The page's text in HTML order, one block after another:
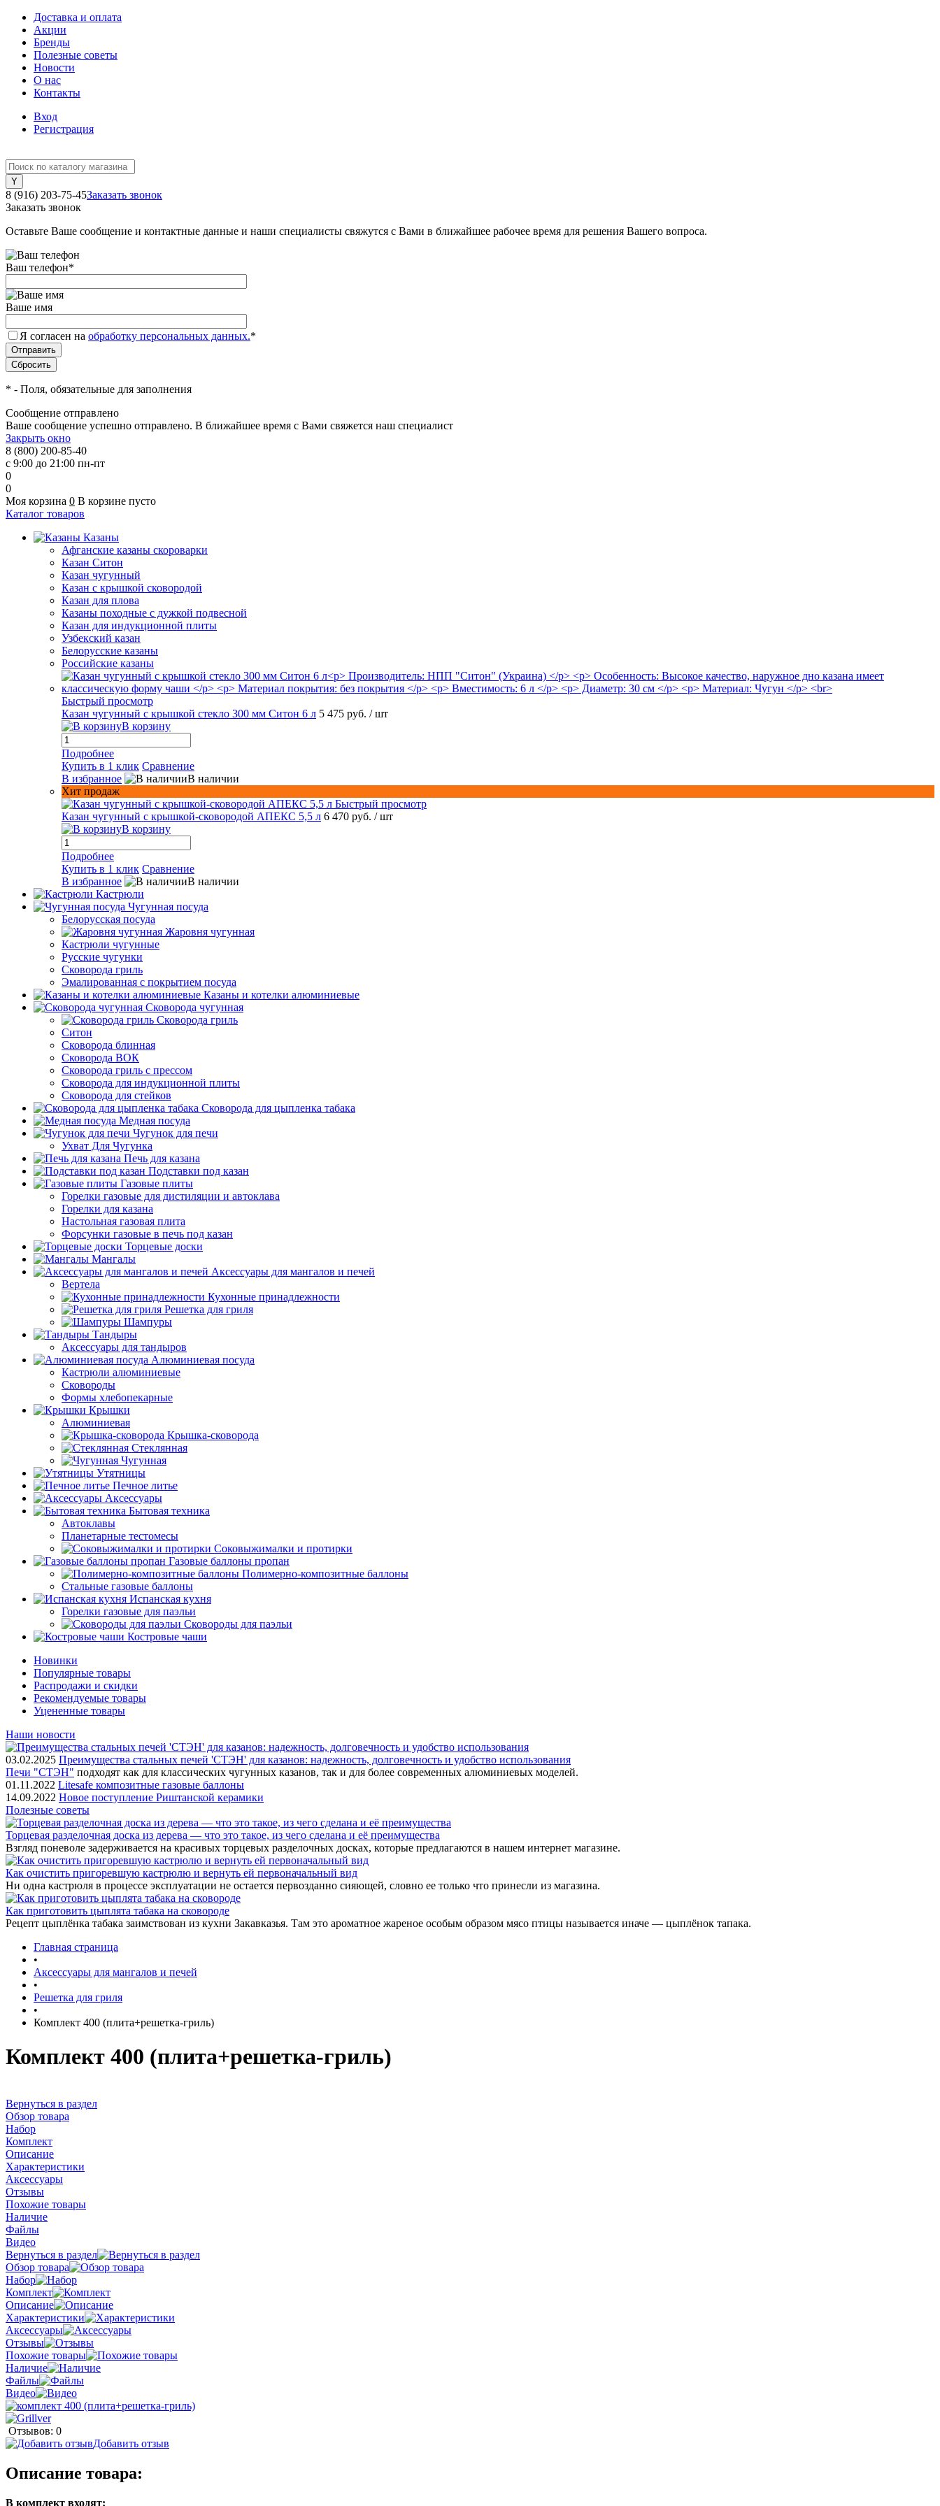
Доставка и оплата
Акции
Бренды
Полезные советы
Новости
О нас
Контакты
Вход
Регистрация
8 (916) 203-75-45Заказать звонок
Заказать звонок
Оставьте Ваше сообщение и контактные данные и наши специалисты свяжутся с Вами в ближайшее рабочее время для решения Вашего вопроса.
Ваш телефон*
Ваше имя
Я согласен на обработку персональных данных.*
* - Поля, обязательные для заполнения
Сообщение отправлено
Ваше сообщение успешно отправлено. В ближайшее время с Вами свяжется наш специалист
Закрыть окно
8 (800) 200-85-40
с 9:00 до 21:00 пн-пт
0
0
Моя корзина 0 В корзине пусто
Каталог товаров
Казаны
Афганские казаны скороварки
Казан Ситон
Казан чугунный
Казан с крышкой сковородой
Казан для плова
Казаны походные с дужкой подвесной
Казан для индукционной плиты
Узбекский казан
Белорусские казаны
Российские казаны
Быстрый просмотр
Казан чугунный с крышкой стекло 300 мм Ситон 6 л 5 475 руб. / шт
В корзину
Подробнее
Купить в 1 клик Сравнение
В избранное
В наличии
Хит продаж
Быстрый просмотр
Казан чугунный с крышкой-сковородой АПЕКС 5,5 л 6 470 руб. / шт
В корзину
Подробнее
Купить в 1 клик Сравнение
В избранное
В наличии
Кастрюли
Чугунная посуда
Белорусская посуда
Жаровня чугунная
Кастрюли чугунные
Русские чугунки
Сковорода гриль
Эмалированная с покрытием посуда
Казаны и котелки алюминиевые
Сковорода чугунная
Сковорода гриль
Ситон
Сковорода блинная
Сковорода ВОК
Сковорода гриль с прессом
Сковорода для индукционной плиты
Сковорода для стейков
Сковорода для цыпленка табака
Медная посуда
Чугунок для печи
Ухват Для Чугунка
Печь для казана
Подставки под казан
Газовые плиты
Горелки газовые для дистиляции и автоклава
Горелки для казана
Настольная газовая плита
Форсунки газовые в печь под казан
Торцевые доски
Мангалы
Аксессуары для мангалов и печей
Вертела
Кухонные принадлежности
Решетка для гриля
Шампуры
Тандыры
Аксессуары для тандыров
Алюминиевая посуда
Кастрюли алюминиевые
Сковороды
Формы хлебопекарные
Крышки
Алюминиевая
Крышка-сковорода
Стеклянная
Чугунная
Утятницы
Печное литье
Аксессуары
Бытовая техника
Автоклавы
Планетарные тестомесы
Соковыжималки и протирки
Газовые баллоны пропан
Полимерно-композитные баллоны
Стальные газовые баллоны
Испанская кухня
Горелки газовые для паэльи
Сковороды для паэльи
Костровые чаши
Новинки
Популярные товары
Распродажи и скидки
Рекомендуемые товары
Уцененные товары
Наши новости
03.02.2025 Преимущества стальных печей 'СТЭН' для казанов: надежность, долговечность и удобство использования
Печи "СТЭН" подходят как для классических чугунных казанов, так и для более современных алюминиевых моделей.
01.11.2022 Litesafe композитные газовые баллоны
14.09.2022 Новое поступление Риштанской керамики
Полезные советы
Торцевая разделочная доска из дерева — что это такое, из чего сделана и её преимущества
Взгляд поневоле задерживается на красивых торцевых разделочных досках, которые предлагаются в нашем интернет магазине.
Как очистить пригоревшую кастрюлю и вернуть ей первоначальный вид
Ни одна кастрюля в процессе эксплуатации не остается первозданно сияющей, словно ее только что принесли из магазина.
Как приготовить цыплята табака на сковороде
Рецепт цыплёнка табака заимствован из кухни Закавказья. Там это ароматное жареное особым образом мясо птицы называется иначе — цыплёнок тапака.
Главная страница
•
Аксессуары для мангалов и печей
•
Решетка для гриля
•
Комплект 400 (плита+решетка-гриль)
Комплект 400 (плита+решетка-гриль)
Вернуться в раздел
Обзор товара
Набор
Комплект
Описание
Характеристики
Аксессуары
Отзывы
Похожие товары
Наличие
Файлы
Видео
Вернуться в раздел
Обзор товара
Набор
Комплект
Описание
Характеристики
Аксессуары
Отзывы
Похожие товары
Наличие
Файлы
Видео
Отзывов: 0
Добавить отзыв
Описание товара:
В комплект входят: